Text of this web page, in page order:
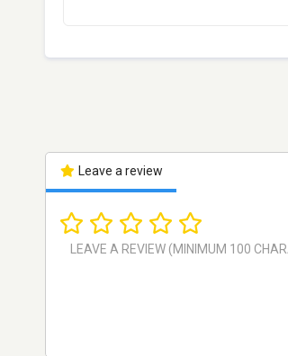
Leave a review